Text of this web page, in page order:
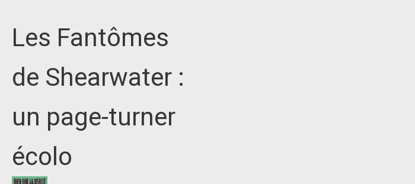
Les Fantômes
de Shearwater :
un page-turner
écolo